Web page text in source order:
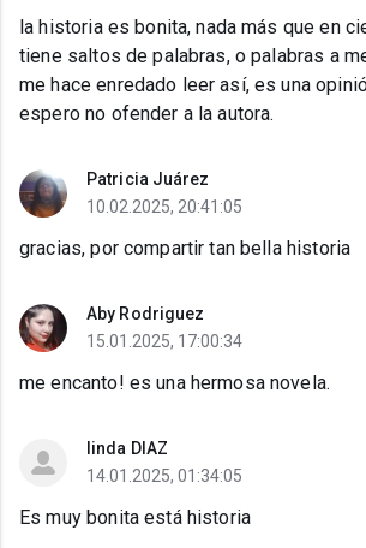
la historia es bonita, nada más que en
tiene saltos de palabras, o palabras a
me hace enredado leer así, es una
espero no ofender a la autora.
Patricia Juárez
10.02.2025, 20:41:05
gracias, por compartir tan bella historia
Aby Rodriguez
15.01.2025, 17:00:34
me encanto! es una hermosa novela.
linda DIAZ
14.01.2025, 01:34:05
Es muy bonita está historia